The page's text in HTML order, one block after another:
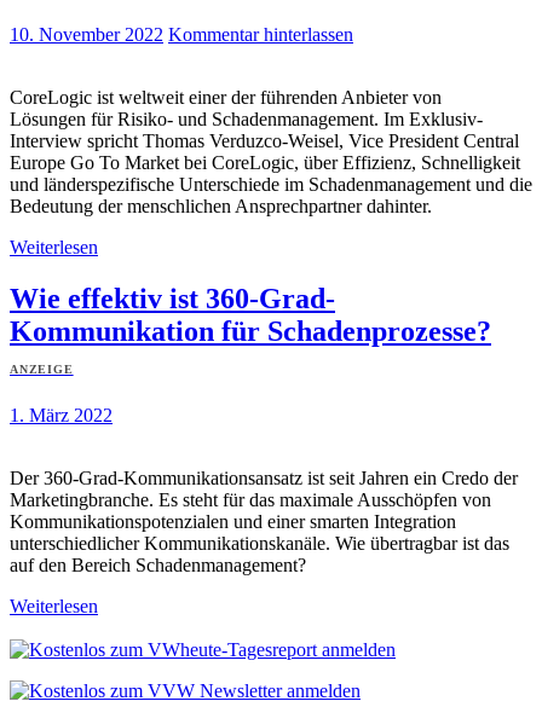
10. November 2022 Kommentar hinterlassen
CoreLogic ist weltweit einer der führenden Anbieter von
Lösungen für Risiko- und Schadenmanagement. Im Exklusiv-
Interview spricht Thomas Verduzco-Weisel, Vice President Central
Europe Go To Market bei CoreLogic, über Effizienz, Schnelligkeit
und länderspezifische Unterschiede im Schadenmanagement und die
Bedeutung der menschlichen Ansprechpartner dahinter.
Weiterlesen
Wie effektiv ist 360-Grad-
Kommunikation für Schadenprozesse?
ANZEIGE
1. März 2022
Der 360-Grad-Kommunikationsansatz ist seit Jahren ein Credo der
Marketingbranche. Es steht für das maximale Ausschöpfen von
Kommunikationspotenzialen und einer smarten Integration
unterschiedlicher Kommunikationskanäle. Wie übertragbar ist das
auf den Bereich Schadenmanagement?
Weiterlesen